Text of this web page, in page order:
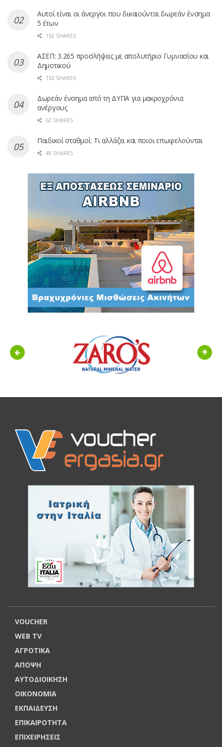
Αυτοί είναι οι άνεργοι που δικαιούνται δωρεάν ένσημα
5 έτων
162 SHARES
ΑΣΕΠ: 3.265 προσλήψεις με απολυτήριο Γυμνασίου και
Δημοτικού
162 SHARES
Δωρεάν ένσημα από τη ΔΥΠΑ για μακροχρόνια
ανέργους
62 SHARES
Παιδικοί σταθμοί: Τι αλλάζει και ποιοι επωφελούνται
49 SHARES
Previous Next
VOUCHER
WEB TV
ΑΓΡΟΤΙΚΑ
ΑΠΟΨΗ
ΑΥΤΟΔΙΟΙΚΗΣΗ
ΟΙΚΟΝΟΜΙΑ
ΕΚΠΑΙΔΕΥΣΗ
ΕΠΙΚΑΙΡΟΤΗΤΑ
ΕΠΙΧΕΙΡΗΣΕΙΣ